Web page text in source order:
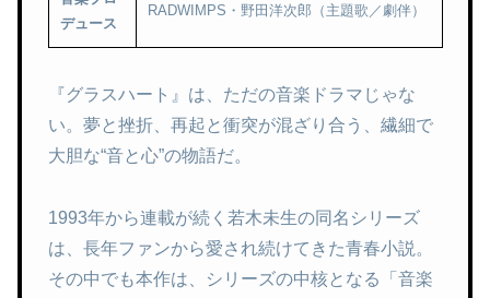
デュース
RADWIMPS・野田洋次郎（主題歌／劇伴）
『グラスハート』は、ただの音楽ドラマじゃな
い。夢と挫折、再起と衝突が混ざり合う、繊細で
大胆な“音と心”の物語だ。
1993年から連載が続く若木未生の同名シリーズ
は、長年ファンから愛され続けてきた青春小説。
その中でも本作は、シリーズの中核となる「音楽